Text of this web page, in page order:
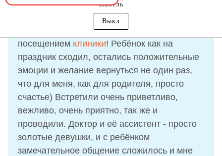
Панель
Выкл
Я невероятно довольна
посещением клиники! Ребёнок как на
праздник сходил, остались положительные
эмоции и желание вернуться не один раз,
что для меня, как для родителя, просто
счастье) Встретили очень приветливо,
вежливо, очень приятно, так же и
проводили. Доктор и её ассистент - просто
золотые девушки, и с ребёнком
замечательное общение сложилось и мне